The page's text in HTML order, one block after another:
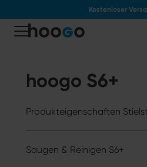
Kostenloser
hoogo S6+
Produkteigenschaften
Saugen & Reinigen S6+